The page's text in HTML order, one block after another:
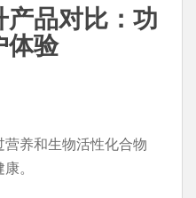
品对比：功
体验
养和生物活性化合物
。